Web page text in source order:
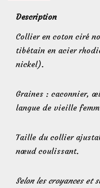
Description
Collier en coton ciré
tibétain en acier
nickel).
Graines : caconnier,
langue de vieille
Taille du collier
nœud coulissant.
Selon les croyances et